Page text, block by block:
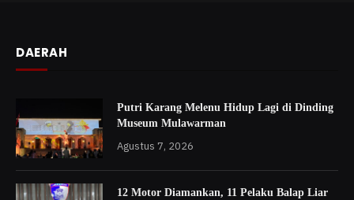
DAERAH
Putri Karang Melenu Hidup Lagi di Dinding
Museum Mulawarman
Agustus 7, 2026
12 Motor Diamankan, 11 Pelaku Balap Liar